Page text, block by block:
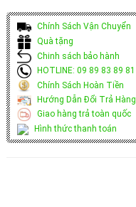
Chính Sách Vận Chuyển
Quà tặng
Chinh sách bảo hành
HOTLINE: 09 89 83 89 81
Chính Sách Hoàn Tiền
Hướng Dẫn Đổi Trả Hàng
Giao hàng trả toàn quốc
Hình thức thanh toán